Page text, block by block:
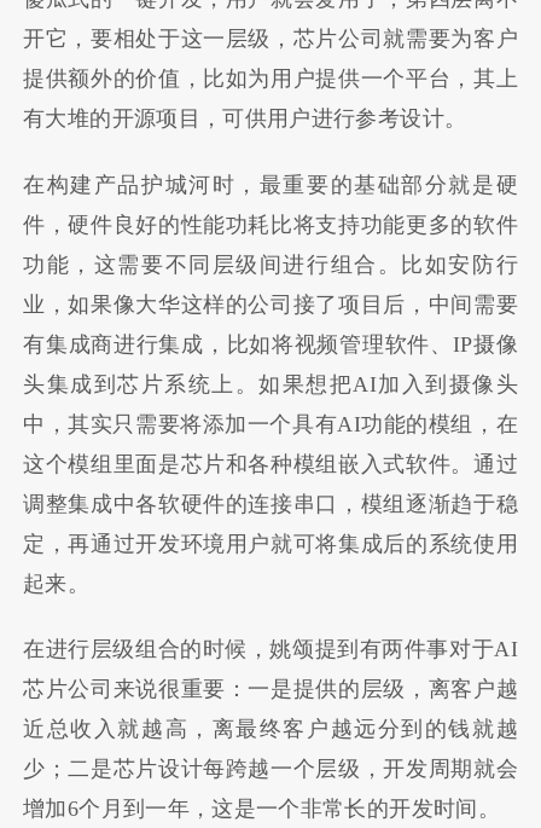
开它，要相处于这一层级，芯片公司就需要为客户
提供额外的价值，比如为用户提供一个平台，其上
有大堆的开源项目，可供用户进行参考设计。
在构建产品护城河时，最重要的基础部分就是硬
件，硬件良好的性能功耗比将支持功能更多的软件
功能，这需要不同层级间进行组合。比如安防行
业，如果像大华这样的公司接了项目后，中间需要
有集成商进行集成，比如将视频管理软件、IP摄像
头集成到芯片系统上。如果想把AI加入到摄像头
中，其实只需要将添加一个具有AI功能的模组，在
这个模组里面是芯片和各种模组嵌入式软件。通过
调整集成中各软硬件的连接串口，模组逐渐趋于稳
定，再通过开发环境用户就可将集成后的系统使用
起来。
在进行层级组合的时候，姚颂提到有两件事对于AI
芯片公司来说很重要：一是提供的层级，离客户越
近总收入就越高，离最终客户越远分到的钱就越
少；二是芯片设计每跨越一个层级，开发周期就会
增加6个月到一年，这是一个非常长的开发时间。